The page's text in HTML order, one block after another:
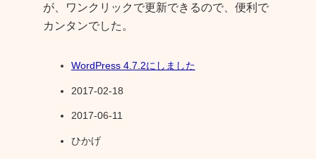
が、ワンクリックで更新できるので、便利で
カンタンでした。
WordPress 4.7.2にしました
2017-02-18
2017-06-11
ひかげ